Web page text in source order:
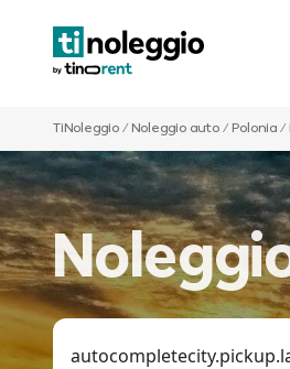
TiNoleggio / Noleggio auto / Polonia /